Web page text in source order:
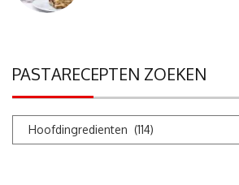
PASTARECEPTEN ZOEKEN
Pastarecepten